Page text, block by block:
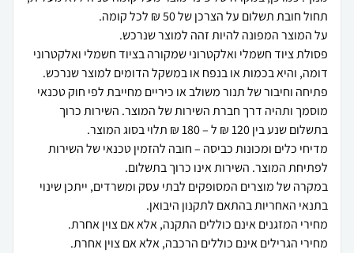
פסולת ציוד חשמלי ואלקטרוני שמקורה בציוד חשמלי ואלקטרוני
פתיחה וחיבור של תנור משולב או כיריים מחייבת לפי חוק טכנאי
מוסמך ותהיה דרך חברת השירות של המוצר. השירות כרוך
מדיחי כלים ומכונות כביסה – חובה להזמין טכנאי של השירות
במקרה של מוצרים המסופקים לבתי עסק ומשרדים, ייתכן שינוי
מחירי הגרילים אינם כוללים הרכבה, אלא אם צוין אחרת.